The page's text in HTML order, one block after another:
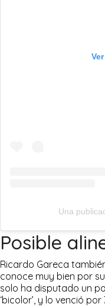
Una
Posible
Ricardo Gareca
conoce muy bien por
solo ha disputado un
‘bicolor’, y lo venció